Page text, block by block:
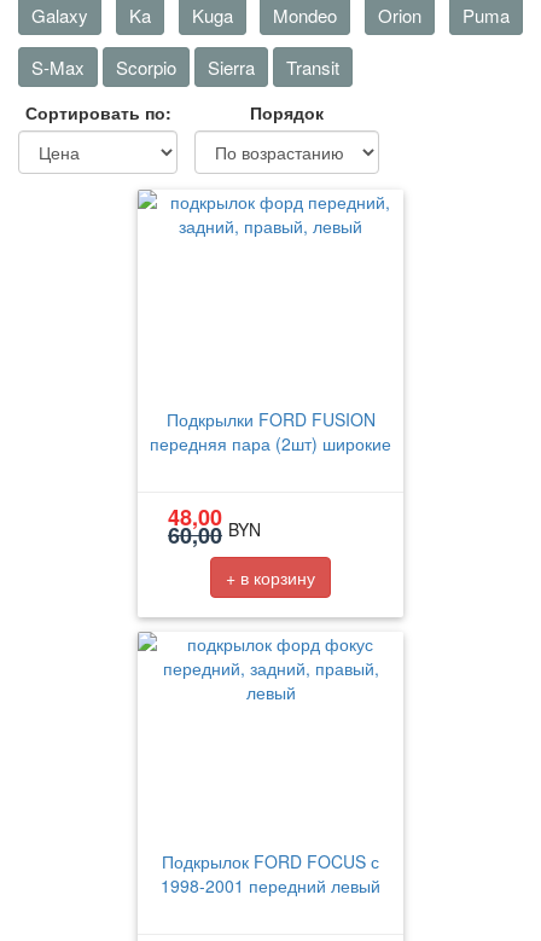
Galaxy Ka Kuga Mondeo Orion Puma
S-Max Scorpio Sierra Transit
Сортировать по: Порядок
Подкрылки FORD FUSION
передняя пара (2шт) широкие
48,00
60,00 BYN
+ в корзину
Подкрылок FORD FOCUS с
1998-2001 передний левый